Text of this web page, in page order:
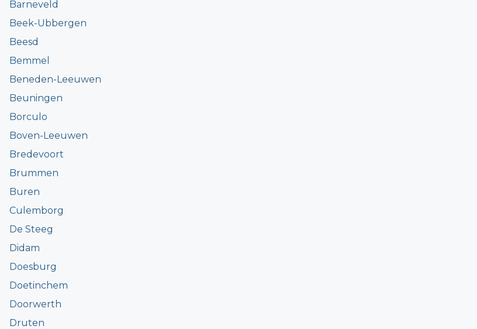
Barneveld
Beek-Ubbergen
Beesd
Bemmel
Beneden-Leeuwen
Beuningen
Borculo
Boven-Leeuwen
Bredevoort
Brummen
Buren
Culemborg
De Steeg
Didam
Doesburg
Doetinchem
Doorwerth
Druten